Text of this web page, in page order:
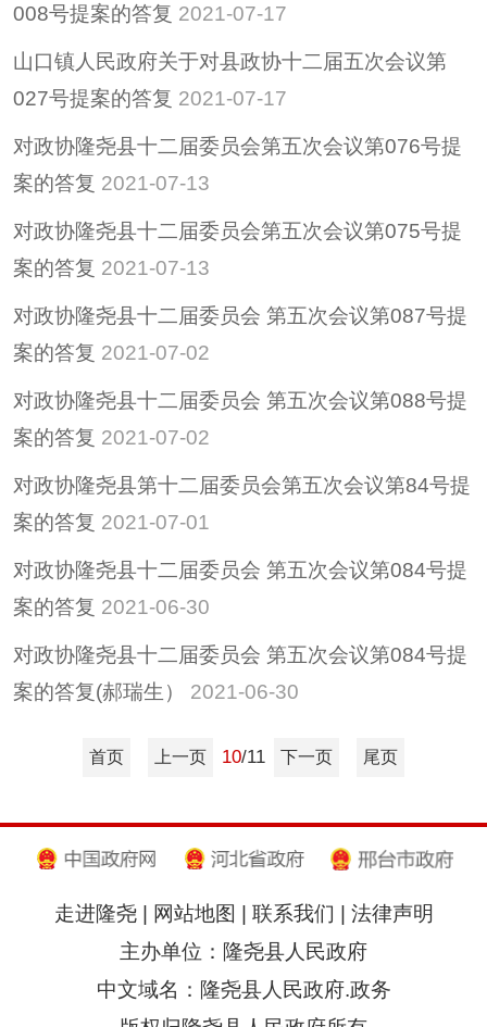
008号提案的答复 2021-07-17
山口镇人民政府关于对县政协十二届五次会议第
027号提案的答复 2021-07-17
对政协隆尧县十二届委员会第五次会议第076号提
案的答复 2021-07-13
对政协隆尧县十二届委员会第五次会议第075号提
案的答复 2021-07-13
对政协隆尧县十二届委员会 第五次会议第087号提
案的答复 2021-07-02
对政协隆尧县十二届委员会 第五次会议第088号提
案的答复 2021-07-02
对政协隆尧县第十二届委员会第五次会议第84号提
案的答复 2021-07-01
对政协隆尧县十二届委员会 第五次会议第084号提
案的答复 2021-06-30
对政协隆尧县十二届委员会 第五次会议第084号提
案的答复(郝瑞生）
2021-06-30
首页 上一页 10/11 下一页 尾页
走进隆尧| 网站地图 联系我们
法律声明
主办单位：隆尧县人民政府
中文域名：隆尧县人民政府.政务